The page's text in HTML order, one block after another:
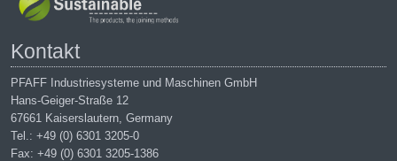
Kontakt
PFAFF Industriesysteme und Maschinen GmbH
Hans-Geiger-Straße 12
67661 Kaiserslautern, Germany
Tel.: +49 (0) 6301 3205-0
Fax: +49 (0) 6301 3205-1386